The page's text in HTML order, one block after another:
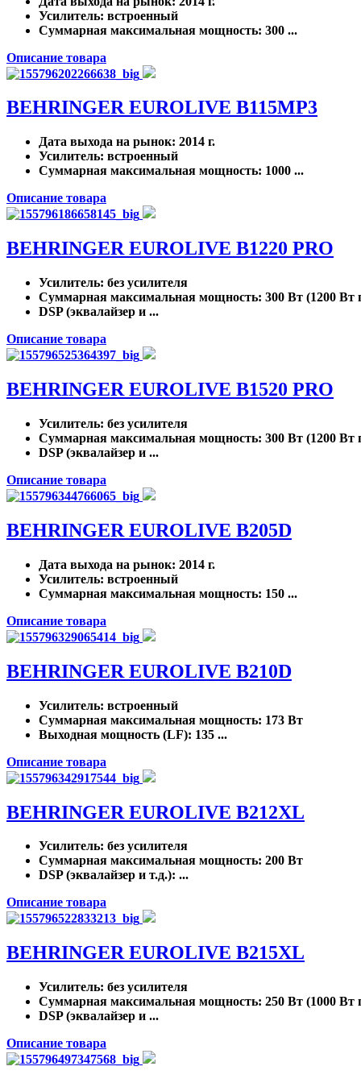
Усилитель: встроенный
Суммарная максимальная мощность: 300 ...
Описание товара
BEHRINGER EUROLIVE B115MP3
Дата выхода на рынок: 2014 г.
Усилитель: встроенный
Суммарная максимальная мощность: 1000 ...
Описание товара
BEHRINGER EUROLIVE B1220 PRO
Усилитель: без усилителя
Суммарная максимальная мощность: 300 Вт (1200 Вт
DSP (эквалайзер и ...
Описание товара
BEHRINGER EUROLIVE B1520 PRO
Усилитель: без усилителя
Суммарная максимальная мощность: 300 Вт (1200 Вт
DSP (эквалайзер и ...
Описание товара
BEHRINGER EUROLIVE B205D
Дата выхода на рынок: 2014 г.
Усилитель: встроенный
Суммарная максимальная мощность: 150 ...
Описание товара
BEHRINGER EUROLIVE B210D
Усилитель: встроенный
Суммарная максимальная мощность: 173 Вт
Выходная мощность (LF): 135 ...
Описание товара
BEHRINGER EUROLIVE B212XL
Усилитель: без усилителя
Суммарная максимальная мощность: 200 Вт
DSP (эквалайзер и т.д.): ...
Описание товара
BEHRINGER EUROLIVE B215XL
Усилитель: без усилителя
Суммарная максимальная мощность: 250 Вт (1000 Вт
DSP (эквалайзер и ...
Описание товара